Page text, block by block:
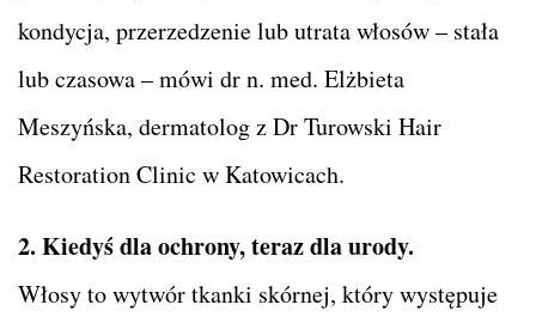
kondycja, przerzedzenie lub utrata włosów – stała
lub czasowa – mówi dr n. med. Elżbieta
Meszyńska, dermatolog z Dr Turowski Hair
Restoration Clinic w Katowicach.
2. Kiedyś dla ochrony, teraz dla urody.
Włosy to wytwór tkanki skórnej, który występuje